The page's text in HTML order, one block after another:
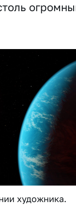
художника.